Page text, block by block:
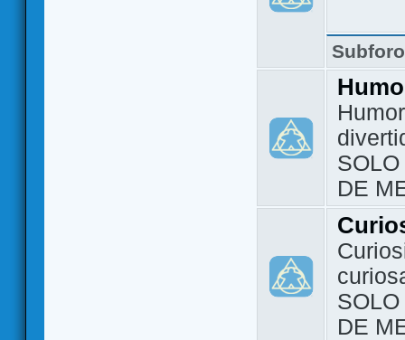
DE
DE